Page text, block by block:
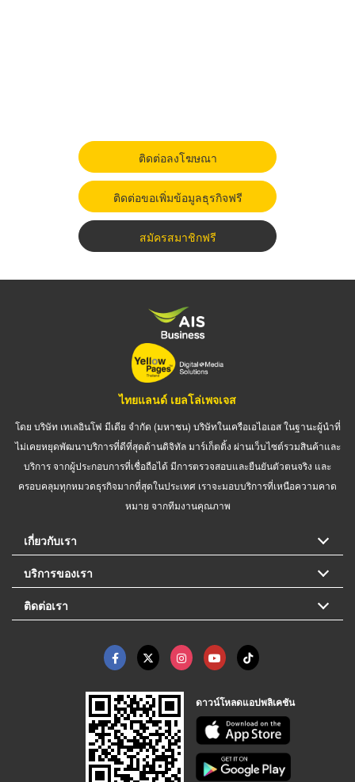
ติดต่อลงโฆษณา
ติดต่อขอเพิ่มข้อมูลธุรกิจฟรี
สมัครสมาชิกฟรี
ไทยแลนด์ เยลโล่เพจเจส
โดย บริษัท เทเลอินโฟ มีเดีย จำกัด (มหาชน) บริษัทในเครือเอไอเอส ในฐานะผู้นำที่
ไม่เคยหยุดพัฒนาบริการที่ดีที่สุดด้านดิจิทัล มาร์เก็ตติ้ง ผ่านเว็บไซต์รวมสินค้าและ
บริการ จากผู้ประกอบการที่เชื่อถือได้ มีการตรวจสอบและยืนยันตัวตนจริง และ
ครอบคลุมทุกหมวดธุรกิจมากที่สุดในประเทศ เราจะมอบบริการที่เหนือความคาด
หมาย จากทีมงานคุณภาพ
เกี่ยวกับเรา
บริการของเรา
ติดต่อเรา
ดาวน์โหลดแอปพลิเคชัน